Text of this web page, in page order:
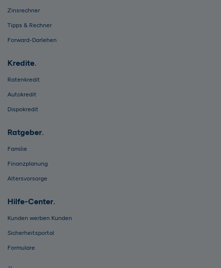
Zinsrechner
Tipps & Rechner
Forward-Darlehen
Kredite
Ratenkredit
Autokredit
Dispokredit
Ratgeber
Familie
Finanzplanung
Altersvorsorge
Hilfe-Center
Kunden werben Kunden
Sicherheitsportal
Formulare